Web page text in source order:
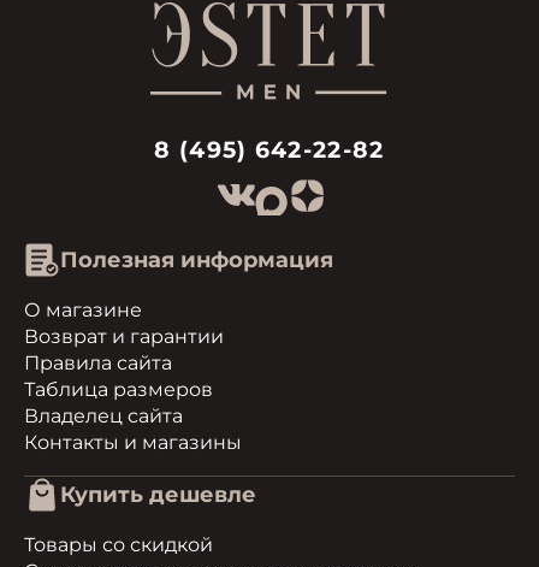
8 (495) 642-22-82
Полезная информация
О магазине
Возврат и гарантии
Правила сайта
Таблица размеров
Владелец сайта
Контакты и магазины
Купить дешевле
Товары со скидкой